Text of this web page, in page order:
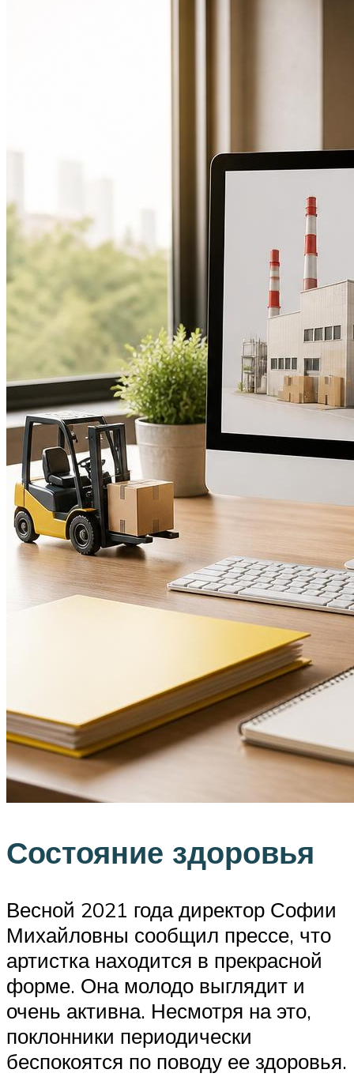
Состояние здоровья
Весной 2021 года директор Софии
Михайловны сообщил прессе, что
артистка находится в прекрасной
форме. Она молодо выглядит и
очень активна. Несмотря на это,
поклонники периодически
беспокоятся по поводу ее здоровья.